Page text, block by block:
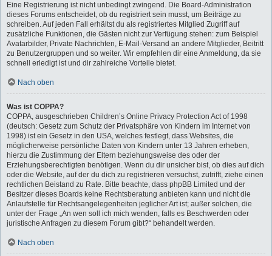
Eine Registrierung ist nicht unbedingt zwingend. Die Board-Administration
dieses Forums entscheidet, ob du registriert sein musst, um Beiträge zu
schreiben. Auf jeden Fall erhältst du als registriertes Mitglied Zugriff auf
zusätzliche Funktionen, die Gästen nicht zur Verfügung stehen: zum Beispiel
Avatarbilder, Private Nachrichten, E-Mail-Versand an andere Mitglieder, Beitritt
zu Benutzergruppen und so weiter. Wir empfehlen dir eine Anmeldung, da sie
schnell erledigt ist und dir zahlreiche Vorteile bietet.
Nach oben
Was ist COPPA?
COPPA, ausgeschrieben Children’s Online Privacy Protection Act of 1998
(deutsch: Gesetz zum Schutz der Privatsphäre von Kindern im Internet von
1998) ist ein Gesetz in den USA, welches festlegt, dass Websites, die
möglicherweise persönliche Daten von Kindern unter 13 Jahren erheben,
hierzu die Zustimmung der Eltern beziehungsweise des oder der
Erziehungsberechtigten benötigen. Wenn du dir unsicher bist, ob dies auf dich
oder die Website, auf der du dich zu registrieren versuchst, zutrifft, ziehe einen
rechtlichen Beistand zu Rate. Bitte beachte, dass phpBB Limited und der
Besitzer dieses Boards keine Rechtsberatung anbieten kann und nicht die
Anlaufstelle für Rechtsangelegenheiten jeglicher Art ist; außer solchen, die
unter der Frage „An wen soll ich mich wenden, falls es Beschwerden oder
juristische Anfragen zu diesem Forum gibt?“ behandelt werden.
Nach oben